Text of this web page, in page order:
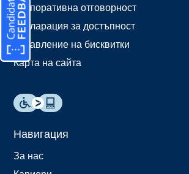
Корпоративна отговорност
Декларация за достъпност
Управление на бисквитки
Карта на сайта
Навигация
За нас